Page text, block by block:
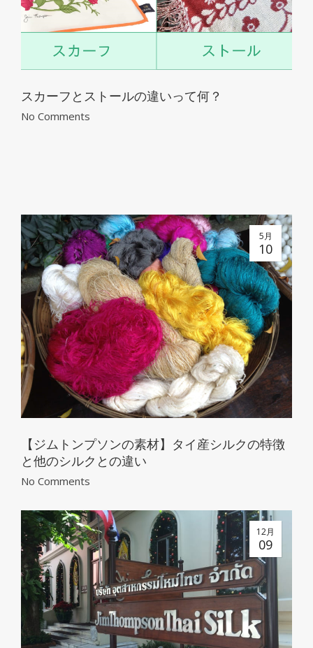
スカーフとストールの違いって何？
No Comments
5月
10
【ジムトンプソンの素材】タイ産シルクの特徴
と他のシルクとの違い
No Comments
12月
09